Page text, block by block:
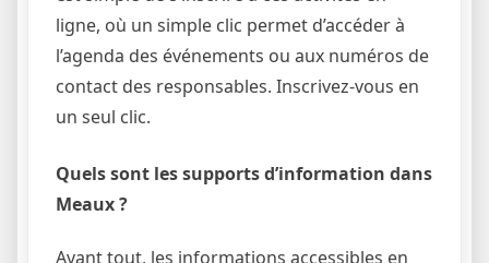
ligne, où un simple clic permet d’accéder à
l’agenda des événements ou aux numéros de
contact des responsables. Inscrivez-vous en
un seul clic.
Quels sont les supports d’information dans
Meaux ?
Avant tout, les informations accessibles en